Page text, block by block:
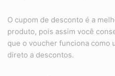
O cupom de desconto é a
produto, pois assim você
que o voucher funciona como
direto a descontos.